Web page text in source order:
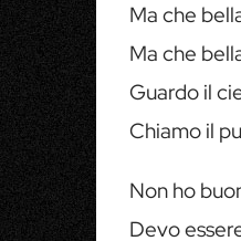
Ma che
Ma che
Guardo il
Chiamo il
Non ho
Devo